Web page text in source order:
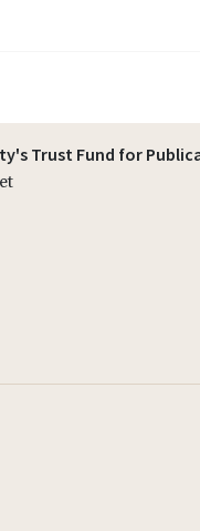
Trust Fund for